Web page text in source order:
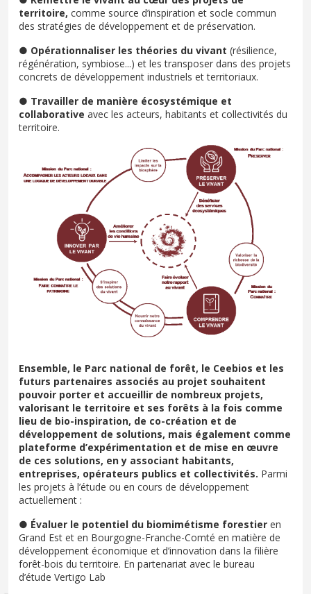
territoire, comme source d’inspiration et socle commun
des stratégies de développement et de préservation.
● Opérationnaliser les théories du vivant (résilience,
régénération, symbiose...) et les transposer dans des projets
concrets de développement industriels et territoriaux.
● Travailler de manière écosystémique et
collaborative avec les acteurs, habitants et collectivités du
territoire.
Ensemble, le Parc national de forêt, le Ceebios et les
futurs partenaires associés au projet souhaitent
pouvoir porter et accueillir de nombreux projets,
valorisant le territoire et ses forêts à la fois comme
lieu de bio-inspiration, de co-création et de
développement de solutions, mais également comme
plateforme d’expérimentation et de mise en œuvre
de ces solutions, en y associant habitants,
entreprises, opérateurs publics et collectivités. Parmi
les projets à l’étude ou en cours de développement
actuellement :
● Évaluer le potentiel du biomimétisme forestier en
Grand Est et en Bourgogne-Franche-Comté en matière de
développement économique et d’innovation dans la filière
forêt-bois du territoire. En partenariat avec le bureau
d’étude Vertigo Lab